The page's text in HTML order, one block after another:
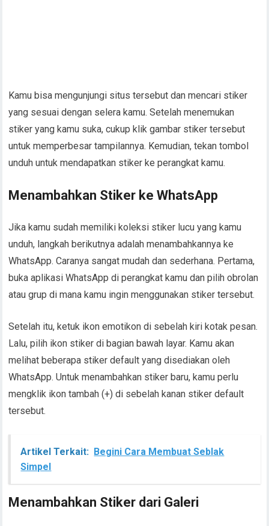
Kamu bisa mengunjungi situs tersebut dan mencari stiker
yang sesuai dengan selera kamu. Setelah menemukan
stiker yang kamu suka, cukup klik gambar stiker tersebut
untuk memperbesar tampilannya. Kemudian, tekan tombol
unduh untuk mendapatkan stiker ke perangkat kamu.
Menambahkan Stiker ke WhatsApp
Jika kamu sudah memiliki koleksi stiker lucu yang kamu
unduh, langkah berikutnya adalah menambahkannya ke
WhatsApp. Caranya sangat mudah dan sederhana. Pertama,
buka aplikasi WhatsApp di perangkat kamu dan pilih obrolan
atau grup di mana kamu ingin menggunakan stiker tersebut.
Setelah itu, ketuk ikon emotikon di sebelah kiri kotak pesan.
Lalu, pilih ikon stiker di bagian bawah layar. Kamu akan
melihat beberapa stiker default yang disediakan oleh
WhatsApp. Untuk menambahkan stiker baru, kamu perlu
mengklik ikon tambah (+) di sebelah kanan stiker default
tersebut.
Artikel Terkait: Begini Cara Membuat Seblak
Simpel
Menambahkan Stiker dari Galeri